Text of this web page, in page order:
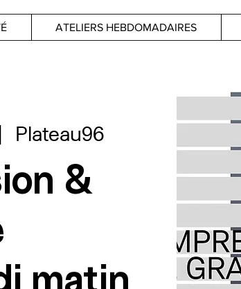
ATELIERS HEBDOMADAIRES
Plateau96
&
matin